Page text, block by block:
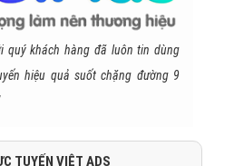
quý khách hàng đã luôn tin dùng
hiệu quả suốt chặng đường 9
TUYẾN VIỆT ADS